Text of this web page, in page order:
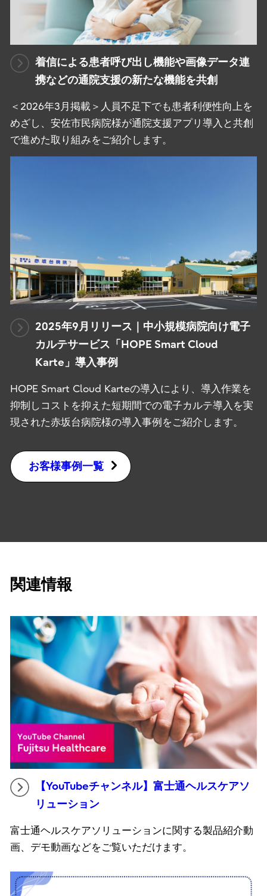
着信による患者呼び出し機能や画像データ連
携などの通院支援の新たな機能を共創
＜2026年3月掲載＞人員不足下でも患者利便性向上を
めざし、安佐市民病院様が通院支援アプリ導入と共創
で進めた取り組みをご紹介します。
2025年9月リリース｜中小規模病院向け電子
カルテサービス「HOPE Smart Cloud
Karte」導入事例
HOPE Smart Cloud Karteの導入により、導入作業を
抑制しコストを抑えた短期間での電子カルテ導入を実
現された赤坂台病院様の導入事例をご紹介します。
お客様事例一覧
関連情報
【YouTubeチャンネル】富士通ヘルスケアソ
リューション
富士通ヘルスケアソリューションに関する製品紹介動
画、デモ動画などをご覧いただけます。